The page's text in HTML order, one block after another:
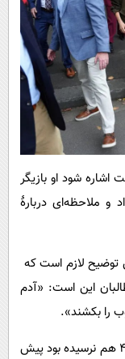
شود او بازیگر
و ملاحظه‌ای دربارۀ
توضیح لازم است که
این است: «‌آدم
را بکشند».
هری که هنگام نوشتن و نشر خاطرات به سن 40 هم نرسیده بود پیش